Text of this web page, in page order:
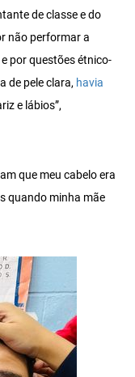
de classe e do
não performar a
por questões étnico-
de pele clara, havia
e lábios”,
que meu cabelo era
quando minha mãe